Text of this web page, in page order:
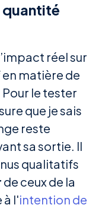
quantité
réel sur
matière de
le tester
que je sais
reste
sa sortie. Il
qualitatifs
de ceux de la
l'intention de